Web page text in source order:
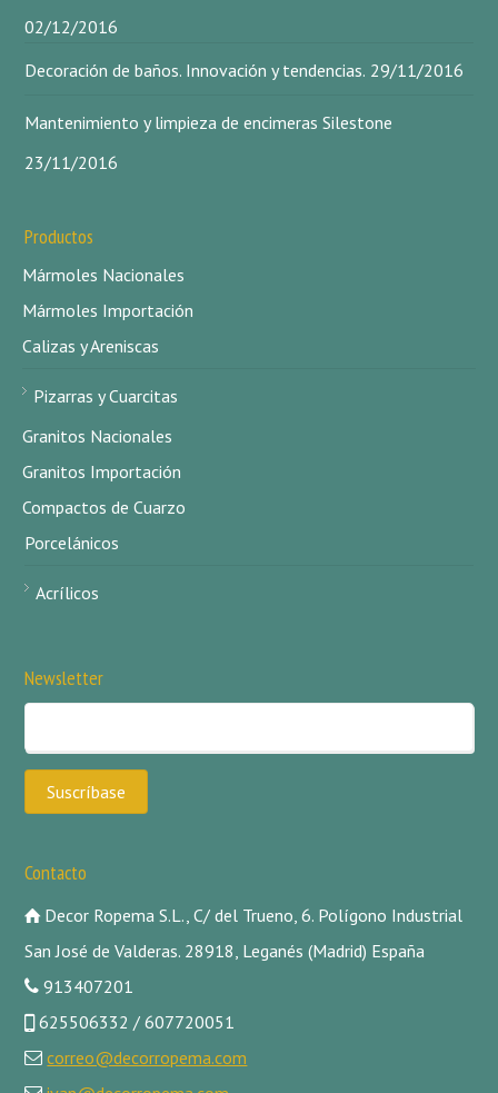
02/12/2016
Decoración de baños. Innovación y tendencias. 29/11/2016
Mantenimiento y limpieza de encimeras Silestone
23/11/2016
Productos
Mármoles Nacionales
Mármoles Importación
Calizas y Areniscas
Pizarras y Cuarcitas
Granitos Nacionales
Granitos Importación
Compactos de Cuarzo
Porcelánicos
Acrílicos
Newsletter
Contacto
Decor Ropema S.L., C/ del Trueno, 6. Polígono Industrial
San José de Valderas. 28918, Leganés (Madrid) España
913407201
625506332 / 607720051
correo@decorropema.com